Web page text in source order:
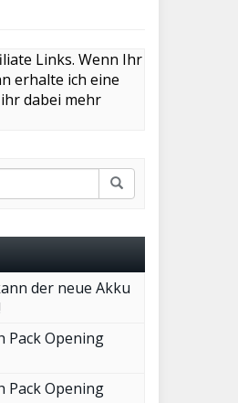
Links. Wenn Ihr
erhalte ich eine
dabei mehr
der neue Akku
Pack Opening
Pack Opening